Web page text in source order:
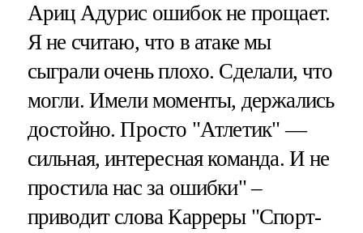
Ариц Адурис ошибок не прощает.
Я не считаю, что в атаке мы
сыграли очень плохо. Сделали, что
могли. Имели моменты, держались
достойно. Просто "Атлетик" —
сильная, интересная команда. И не
простила нас за ошибки" –
приводит слова Карреры "Спорт-